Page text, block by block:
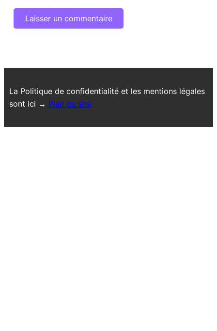
La Politique de confidentialité et les mentions légales
sont ici → Plan du site